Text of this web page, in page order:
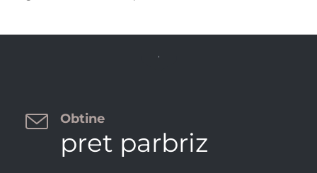
 Obtine
pret parbriz